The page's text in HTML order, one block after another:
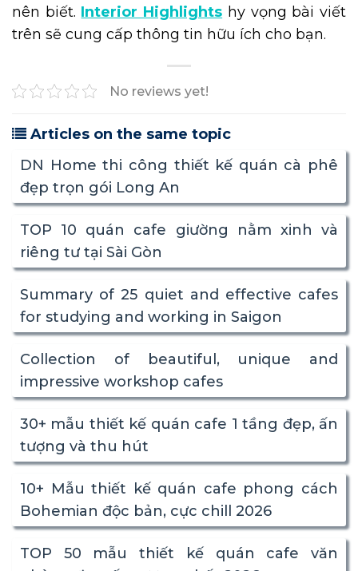
nên biết. Interior Highlights hy vọng bài viết
trên sẽ cung cấp thông tin hữu ích cho bạn.
No reviews yet!
Articles on the same topic
DN Home thi công thiết kế quán cà phê
đẹp trọn gói Long An
TOP 10 quán cafe giường nằm xinh và
riêng tư tại Sài Gòn
Summary of 25 quiet and effective cafes
for studying and working in Saigon
Collection of beautiful, unique and
impressive workshop cafes
30+ mẫu thiết kế quán cafe 1 tầng đẹp, ấn
tượng và thu hút
10+ Mẫu thiết kế quán cafe phong cách
Bohemian độc bản, cực chill 2026
TOP 50 mẫu thiết kế quán cafe văn